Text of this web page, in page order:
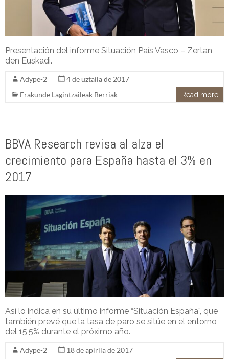
Presentación del informe Situación País Vasco – Zertan
den Euskadi.
Adype-2
4 de uztaila de 2017
Erakunde Lagintzaileak Berriak
Read more
BBVA Research revisa al alza el
crecimiento para España hasta el 3% en
2017
Así lo indica en su último informe “Situación España”, que
también prevé que la tasa de paro se sitúe en el entorno
del 15,5% durante el próximo año.
Adype-2
18 de apirila de 2017